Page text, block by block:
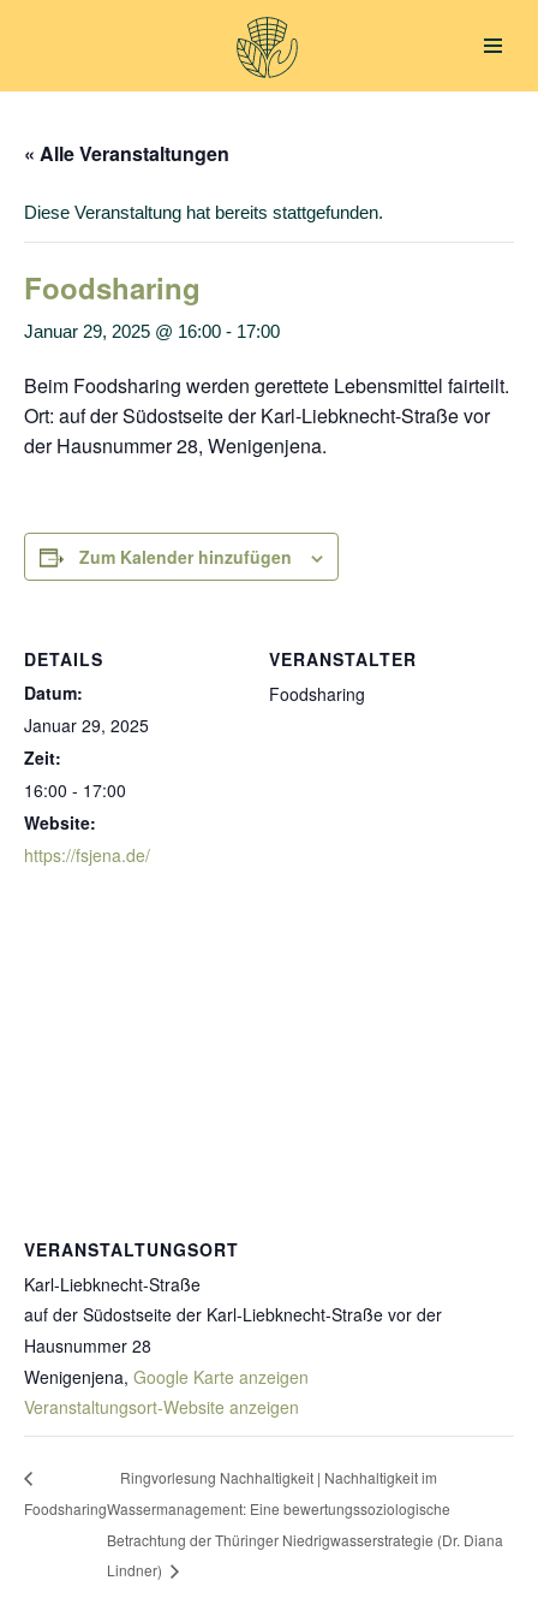
Inhalt
« Alle Veranstaltungen
Diese Veranstaltung hat bereits stattgefunden.
Foodsharing
Januar 29, 2025 @ 16:00 - 17:00
Beim Foodsharing werden gerettete Lebensmittel fairteilt.
Ort: auf der Südostseite der Karl-Liebknecht-Straße vor
der Hausnummer 28, Wenigenjena.
Zum Kalender hinzufügen
DETAILS
Datum:
Januar 29, 2025
Zeit:
16:00 - 17:00
Website:
https://fsjena.de/
VERANSTALTER
Foodsharing
VERANSTALTUNGSORT
Karl-Liebknecht-Straße
auf der Südostseite der Karl-Liebknecht-Straße vor der
Hausnummer 28
Wenigenjena, Google Karte anzeigen
Veranstaltungsort-Website anzeigen
Foodsharing
Ringvorlesung Nachhaltigkeit | Nachhaltigkeit im
Wassermanagement: Eine bewertungssoziologische
Betrachtung der Thüringer Niedrigwasserstrategie (Dr. Diana
Lindner)